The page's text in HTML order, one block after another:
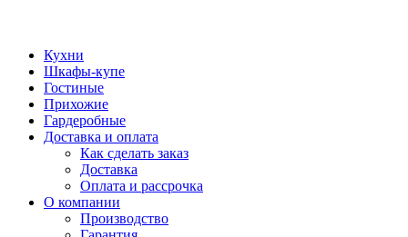
Кухни
Шкафы-купе
Гостиные
Прихожие
Гардеробные
Доставка и оплата
Как сделать заказ
Доставка
Оплата и рассрочка
О компании
Производство